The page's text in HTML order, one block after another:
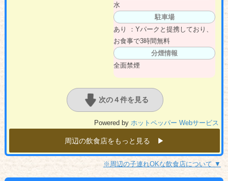
水
駐車場
あり ：Yパークと提携しており、
お食事で3時間無料
分煙情報
全面禁煙
次の４件を見る
Powered by ホットペッパー Webサービス
周辺の飲食店をもっと見る ▶︎
※周辺の子連れOKな飲食店について ▼